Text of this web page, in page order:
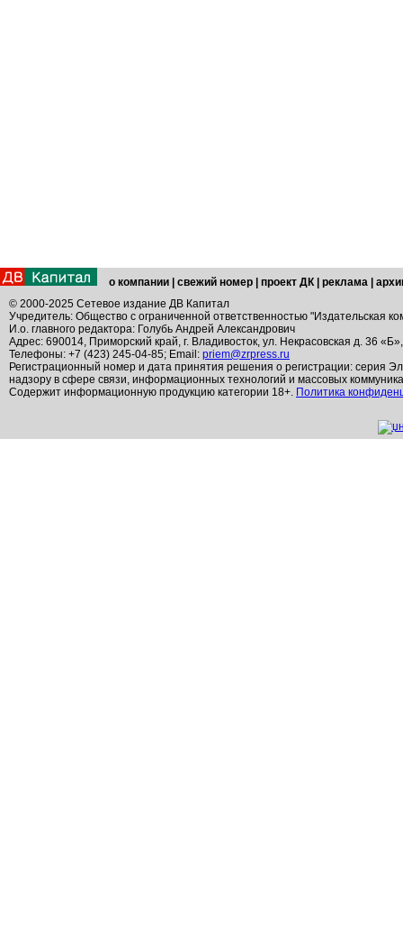
о компании свежий номер проект ДК реклама
© 2000-2025 Сетевое издание ДВ Капитал
Учредитель: Общество с ограниченной ответственностью "Издательская
И.о. главного редактора: Голубь Андрей Александрович
Адрес: 690014, Приморский край, г. Владивосток, ул. Некрасовская д. 36
Телефоны: +7 (423) 245-04-85; Email: priem@zrpress.ru
Регистрационный номер и дата принятия решения о регистрации: серия
надзору в сфере связи, информационных технологий и массовых
Содержит информационную продукцию категории 18+. Политика